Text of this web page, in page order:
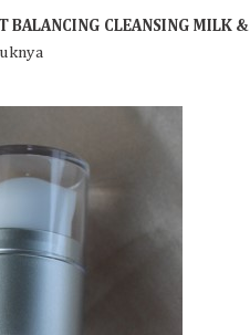
BALANCING CLEANSING MILK &